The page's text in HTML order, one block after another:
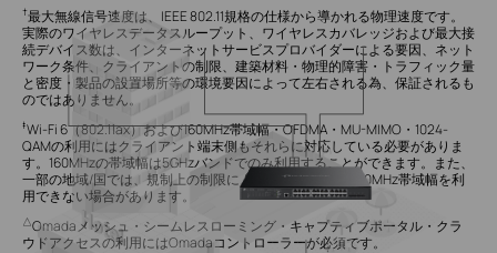
†最大無線信号速度は、IEEE 802.11規格の仕様から導かれる物理速度です。
実際のワイヤレスデータスループット、ワイヤレスカバレッジおよび最大接
続デバイス数は、インターネットサービスプロバイダーによる要因、ネット
ワーク条件、クライアントの制限、建築材料・物理的障害・トラフィック量
と密度・製品の設置場所等の環境要因によって左右される為、保証されるも
のではありません。
‡Wi-Fi 6（802.11ax）および160MHz帯域幅・OFDMA・MU-MIMO・1024-
QAMの利用にはクライアント端末側もそれらに対応している必要がありま
す。160MHzの帯域幅は5GHzバンドでのみ利用することができます。また、
一部の地域/国では、規制上の制限により5GHzにおける160MHz帯域幅を利
用できない場合があります。
△Omadaメッシュ・シームレスローミング・キャプティブポータル・クラ
ウドアクセスの利用にはOmadaコントローラーが必須です。